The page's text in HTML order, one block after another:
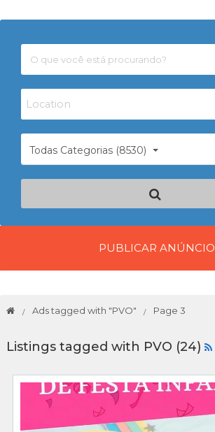
Todas Categorias (8530)
PUBLICAR ANÚNCIO
Ads tagged with "PVO" Page 3
Listings tagged with PVO (24)